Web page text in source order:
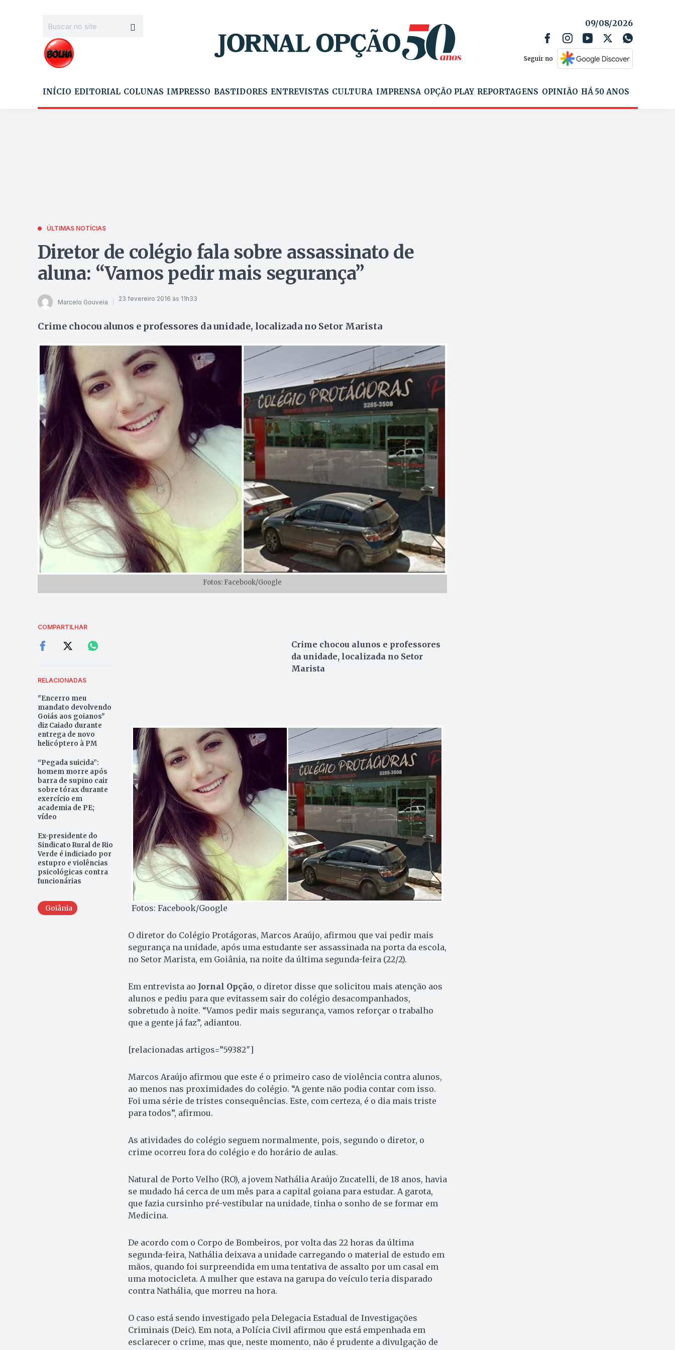
09/08/2026
Seguir no
INÍCIO EDITORIAL COLUNAS IMPRESSO BASTIDORES ENTREVISTAS CULTURA IMPRENSA OPÇÃO PLAY REPORTAGENS OPINIÃO HÁ 50 ANOS
ÚLTIMAS NOTÍCIAS
Diretor de colégio fala sobre assassinato de
aluna: “Vamos pedir mais segurança”
Marcelo Gouveia 23 fevereiro 2016 às 11h33
Crime chocou alunos e professores da unidade, localizada no Setor Marista
Fotos: Facebook/Google
COMPARTILHAR
RELACIONADAS
"Encerro meu
mandato devolvendo
Goiás aos goianos"
diz Caiado durante
entrega de novo
helicóptero à PM
“Pegada suicida”:
homem morre após
barra de supino cair
sobre tórax durante
exercício em
academia de PE;
vídeo
Ex-presidente do
Sindicato Rural de Rio
Verde é indiciado por
estupro e violências
psicológicas contra
funcionárias
Goiânia
Crime chocou alunos e professores
da unidade, localizada no Setor
Marista
Fotos: Facebook/Google
O diretor do Colégio Protágoras, Marcos Araújo, afirmou que vai pedir mais
segurança na unidade, após uma estudante ser assassinada na porta da escola,
no Setor Marista, em Goiânia, na noite da última segunda-feira (22/2).
Em entrevista ao Jornal Opção, o diretor disse que solicitou mais atenção aos
alunos e pediu para que evitassem sair do colégio desacompanhados,
sobretudo à noite. “Vamos pedir mais segurança, vamos reforçar o trabalho
que a gente já faz”, adiantou.
[relacionadas artigos=”59382″]
Marcos Araújo afirmou que este é o primeiro caso de violência contra alunos,
ao menos nas proximidades do colégio. “A gente não podia contar com isso.
Foi uma série de tristes consequências. Este, com certeza, é o dia mais triste
para todos”, afirmou.
As atividades do colégio seguem normalmente, pois, segundo o diretor, o
crime ocorreu fora do colégio e do horário de aulas.
Natural de Porto Velho (RO), a jovem Nathália Araújo Zucatelli, de 18 anos, havia
se mudado há cerca de um mês para a capital goiana para estudar. A garota,
que fazia cursinho pré-vestibular na unidade, tinha o sonho de se formar em
Medicina.
De acordo com o Corpo de Bombeiros, por volta das 22 horas da última
segunda-feira, Nathália deixava a unidade carregando o material de estudo em
mãos, quando foi surpreendida em uma tentativa de assalto por um casal em
uma motocicleta. A mulher que estava na garupa do veículo teria disparado
contra Nathália, que morreu na hora.
O caso está sendo investigado pela Delegacia Estadual de Investigações
Criminais (Deic). Em nota, a Polícia Civil afirmou que está empenhada em
esclarecer o crime, mas que, neste momento, não é prudente a divulgação de